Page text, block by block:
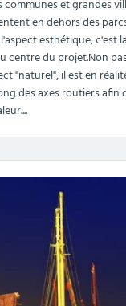
communes et grandes
en dehors des
esthétique, c'est
centre du projet.Non
"naturel", il est en
des axes routiers afin